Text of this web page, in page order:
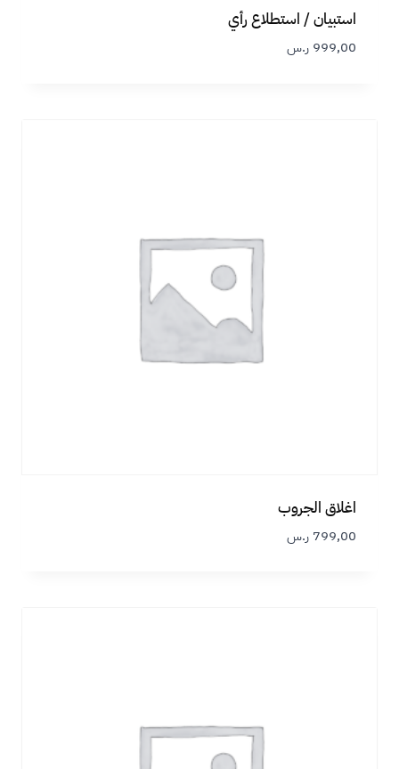
استبيان / استطلاع رأي
999,00 ر.س
اغلاق الجروب
799,00 ر.س